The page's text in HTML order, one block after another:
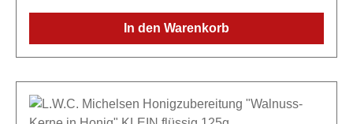
In den Warenkorb